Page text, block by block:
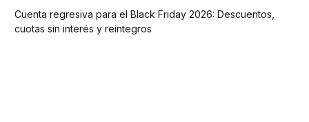
Cuenta regresiva para el Black Friday 2026: Descuentos,
cuotas sin interés y reintegros